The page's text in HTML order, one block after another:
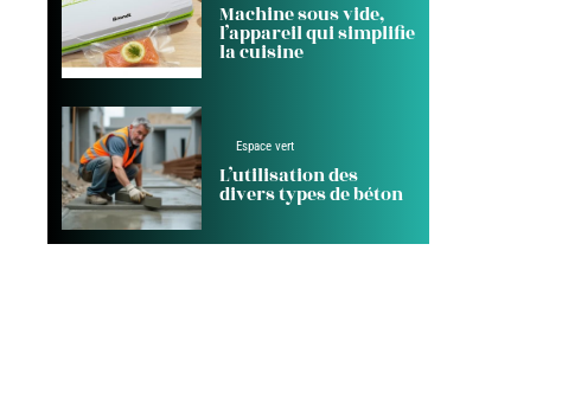
Machine sous vide,
l’appareil qui simplifie
la cuisine
Espace vert
L’utilisation des
divers types de béton